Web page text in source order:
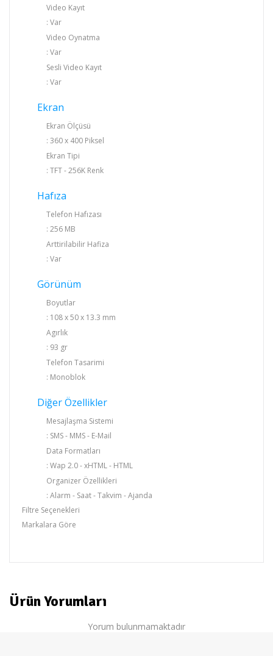
Video Kayıt
: Var
Video Oynatma
: Var
Sesli Video Kayıt
: Var
Ekran
Ekran Ölçüsü
: 360 x 400 Piksel
Ekran Tipi
: TFT - 256K Renk
Hafıza
Telefon Hafızası
: 256 MB
Arttirilabilir Hafiza
: Var
Görünüm
Boyutlar
: 108 x 50 x 13.3 mm
Agırlık
: 93 gr
Telefon Tasarimi
: Monoblok
Diğer Özellikler
Mesajlaşma Sistemi
: SMS - MMS - E-Mail
Data Formatları
: Wap 2.0 - xHTML - HTML
Organizer Özellikleri
: Alarm - Saat - Takvim - Ajanda
Filtre Seçenekleri
Markalara Göre
Ürün Yorumları
Yorum bulunmamaktadır